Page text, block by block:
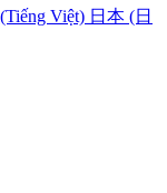
Việt) 日本 (日